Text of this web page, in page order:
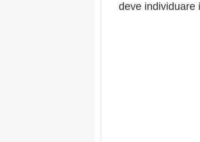
deve individuare